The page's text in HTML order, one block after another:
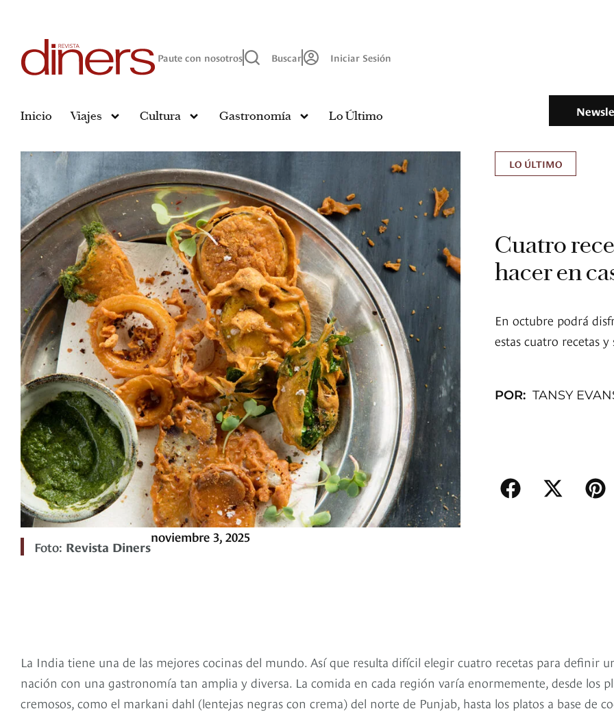
Paute con nosotros Buscar Iniciar Sesión
Inicio Viajes Cultura Gastronomía Lo Último
Foto: Revista Diners
noviembre 3, 2025
LO ÚLTIMO
Cuatro
hacer en
En octubre podrá
estas cuatro recetas y
POR: TANSY
La India tiene una de las mejores cocinas del mundo. Así que resulta difícil elegir cuatro recetas para definir
nación con una gastronomía tan amplia y diversa. La comida en cada región varía enormemente, desde los
cremosos, como el markani dahl (lentejas negras con crema) del norte de Punjab, hasta los platos a base de